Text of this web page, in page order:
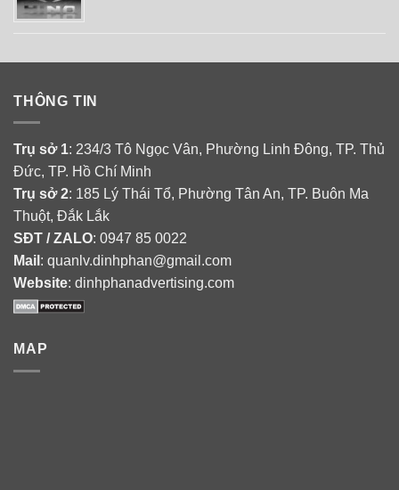
THÔNG TIN
Trụ sở 1: 234/3 Tô Ngọc Vân, Phường Linh Đông, TP. Thủ
Đức, TP. Hồ Chí Minh
Trụ sở 2: 185 Lý Thái Tổ, Phường Tân An, TP. Buôn Ma
Thuột, Đắk Lắk
SĐT / ZALO: 0947 85 0022
Mail : quanlv.dinhphan@gmail.com
Website: dinhphanadvertising.com
MAP